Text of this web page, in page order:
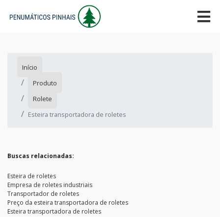
Início
Produto
Rolete
Esteira transportadora de roletes
Buscas relacionadas:
Esteira de roletes
Empresa de roletes industriais
Transportador de roletes
Preço da esteira transportadora de roletes
Esteira transportadora de roletes